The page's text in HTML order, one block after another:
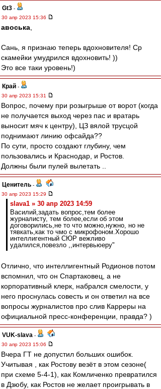
Gt3 -
30 апр 2023 15:36
авоська
Сань, я признаю теперь вдохновителя! Ср
скамейки умудрился вдохновить! ))
Это все таки уровень!)
Край -
30 апр 2023 15:31
Вопрос, почему при розыгрыше от ворот (когда
не получается выход через пас и вратарь
выносит мяч к центру), ЦЗ вялой трусцой
поднимают линию офсайда??
По сути, просто создают глубину, чем
пользовались и Краснодар, и Ростов.
Должны были пулей вылетать ..
Ценитель -
30 апр 2023 15:29
slava1 » 30 апр 2023 14:59
Василий,задать вопрос,тем более
журналисту, тем более,если об этом
договорились,не то что можно,нужно, но не
тявкать,как то чмо с микрофоном.Хорошо
интеллигентный СЮР вежливо
удалился,повезло ,,интервьюеру"
Отлично, что интеллигентный Родионов потом
вспомнил, что он Спартаковец, а не
корпоративный клерк, набрался смелости, у
него проснулась совесть и он ответил на все
вопросы журналистов про слив Карреры на
официальной пресс-конференции, правда? )
VUK-slava -
30 апр 2023 15:06
Вчера ГТ не допустил больших ошибок.
Учитывая , как Ростову везёт в этом сезоне(
при схеме 5-4-1), как Комличенко превратился
в Дзюбу, как Ростов не желает проигрывать в